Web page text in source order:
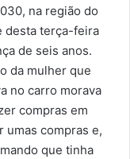
na região do
desta terça-feira
de seis anos.
da mulher que
no carro morava
compras em
umas compras e,
que tinha